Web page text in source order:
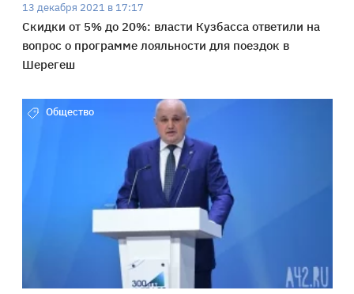
13 декабря 2021 в 17:17
Скидки от 5% до 20%: власти Кузбасса ответили на
вопрос о программе лояльности для поездок в
Шерегеш
Общество